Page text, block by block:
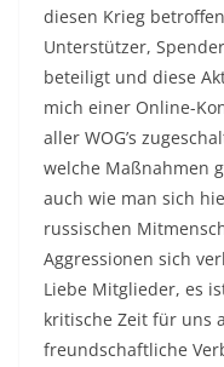
diesen Krieg
Unterstützer,
beteiligt und diese
mich einer Online-
aller WOG’s
welche Maßnahmen
auch wie man sich
russischen
Aggressionen sich
Liebe Mitglieder, es
kritische Zeit für uns
freundschaftliche